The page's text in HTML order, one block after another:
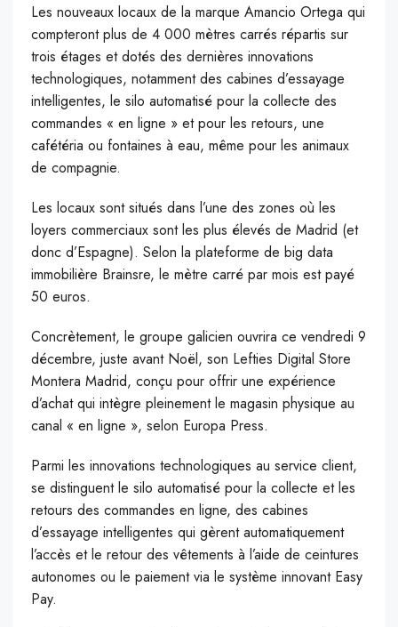
Les nouveaux locaux de la marque Amancio Ortega qui
compteront plus de 4 000 mètres carrés répartis sur
trois étages et dotés des dernières innovations
technologiques, notamment des cabines d’essayage
intelligentes, le silo automatisé pour la collecte des
commandes « en ligne » et pour les retours, une
cafétéria ou fontaines à eau, même pour les animaux
de compagnie.
Les locaux sont situés dans l’une des zones où les
loyers commerciaux sont les plus élevés de Madrid (et
donc d’Espagne). Selon la plateforme de big data
immobilière Brainsre, le mètre carré par mois est payé
50 euros.
Concrètement, le groupe galicien ouvrira ce vendredi 9
décembre, juste avant Noël, son Lefties Digital Store
Montera Madrid, conçu pour offrir une expérience
d’achat qui intègre pleinement le magasin physique au
canal « en ligne », selon Europa Press.
Parmi les innovations technologiques au service client,
se distinguent le silo automatisé pour la collecte et les
retours des commandes en ligne, des cabines
d’essayage intelligentes qui gèrent automatiquement
l’accès et le retour des vêtements à l’aide de ceintures
autonomes ou le paiement via le système innovant Easy
Pay.